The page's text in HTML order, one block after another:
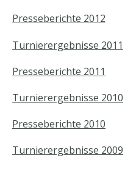
Presseberichte 2012
Turnierergebnisse 2011
Presseberichte 2011
Turnierergebnisse 2010
Presseberichte 2010
Turnierergebnisse 2009